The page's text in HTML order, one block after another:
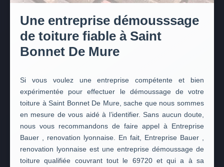
Une entreprise démousssage
de toiture fiable à Saint
Bonnet De Mure
Si vous voulez une entreprise compétente et bien
expérimentée pour effectuer le démoussage de votre
toiture à Saint Bonnet De Mure, sache que nous sommes
en mesure de vous aidé à l’identifier. Sans aucun doute,
nous vous recommandons de faire appel à Entreprise
Bauer , renovation lyonnaise. En fait, Entreprise Bauer ,
renovation lyonnaise est une entreprise démoussage de
toiture qualifiée couvrant tout le 69720 et qui a à sa